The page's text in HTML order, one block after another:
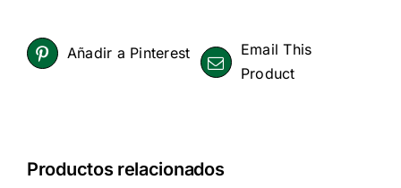
Añadir a Pinterest
Email This
Product
Productos relacionados